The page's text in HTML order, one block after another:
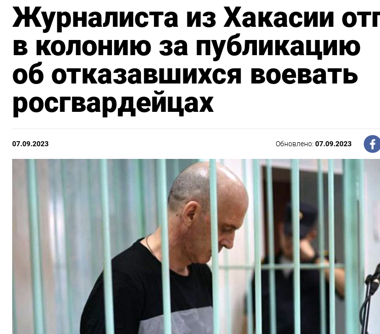
Журналиста из Хакасии
в колонию за публикацию
об отказавшихся воевать
росгвардейцах
07.09.2023 Обновлено:07.09.2023